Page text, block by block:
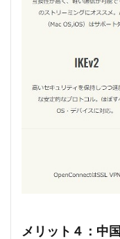
メリット４：中